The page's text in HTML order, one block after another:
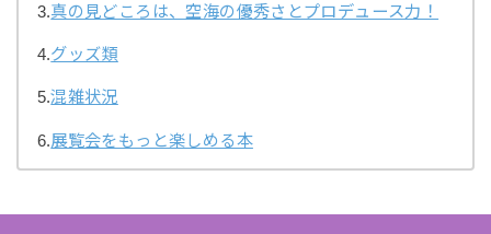
3.真の見どころは、空海の優秀さとプロデュース力！
4.グッズ類
5.混雑状況
6.展覧会をもっと楽しめる本